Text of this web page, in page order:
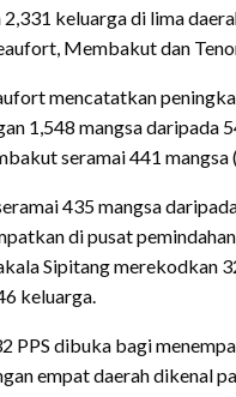
keluarga di lima
Membakut dan
mencatatkan
1,548 mangsa daripada
seramai 441 mangsa
435 mangsa
di pusat
Sipitang merekodkan
keluarga.
PPS dibuka bagi
empat daerah dikenal